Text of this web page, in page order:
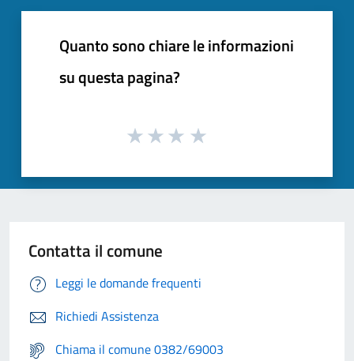
Quanto sono chiare le informazioni
su questa pagina?
Contatta il comune
Leggi le domande frequenti
Richiedi Assistenza
Chiama il comune 0382/69003